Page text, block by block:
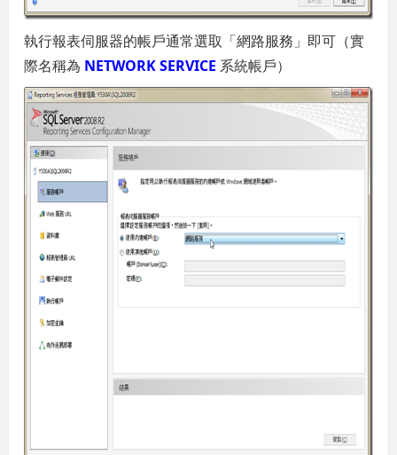
執行報表伺服器的帳戶通常選取「網路服務」即可（實
際名稱為 NETWORK SERVICE 系統帳戶）